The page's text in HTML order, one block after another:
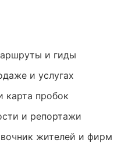
и гиды
и услугах
карта пробок
и репортажи
жителей и фирм